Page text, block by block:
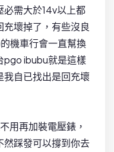
需大於14v以上都
壞掉了，有些沒良
機車行會一直幫換
pgo ibubu就是這樣
我自已找出是回充壞
用再加裝電壓錶，
然踩發可以撐到你去